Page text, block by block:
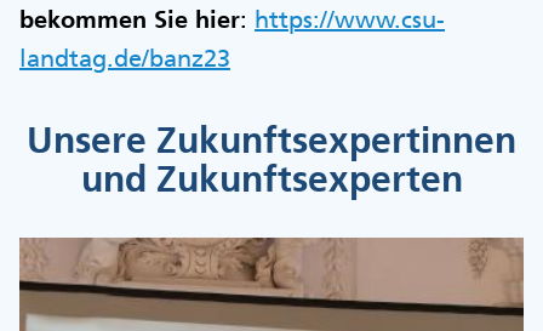
bekommen Sie hier: https://www.csu-
landtag.de/banz23
Unsere Zukunftsexpertinnen
und Zukunftsexperten